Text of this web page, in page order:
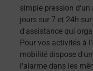
simple pression
jours sur 7 et 24h
d'assistance qui
Pour vos activités à
mobilité dispose
l'alarme dans les